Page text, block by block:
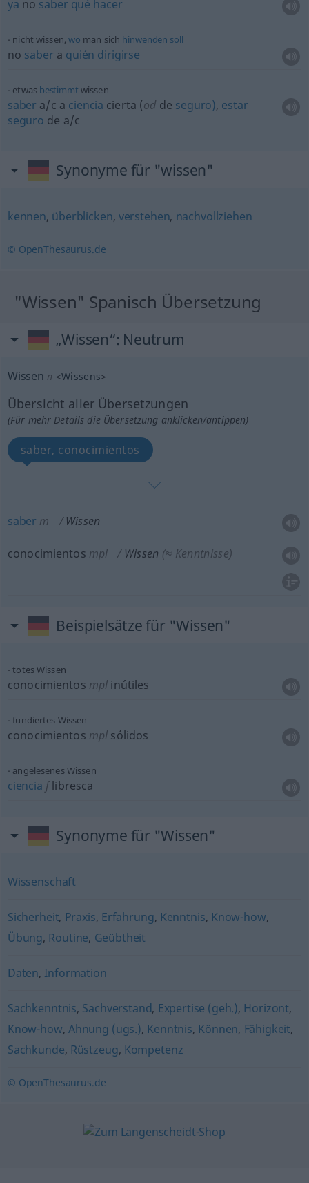
ya no saber qué hacer
nicht wissen,wo man sich hinwenden soll
no saber a quién dirigirse
etwasbestimmt wissen
saber a/c a ciencia cierta (od de seguro), estar
seguro de a/c
Synonyme für "wissen"
kennen, überblicken, verstehen, nachvollziehen
© OpenThesaurus.de
"Wissen" Spanisch Übersetzung
„Wissen“: Neutrum
Wissen n <Wissens>
Übersicht aller Übersetzungen
(Für mehr Details die Übersetzung anklicken/antippen)
saber, conocimientos
saber m Wissen
conocimientos mpl Wissen (≈ Kenntnisse)
Beispielsätze für "Wissen"
totes Wissen
conocimientos mpl inútiles
fundiertes Wissen
conocimientos mpl sólidos
angelesenes Wissen
ciencia flibresca
Synonyme für "Wissen"
Wissenschaft
Sicherheit, Praxis, Erfahrung, Kenntnis, Know-how,
Übung, Routine, Geübtheit
Daten, Information
Sachkenntnis, Sachverstand, Expertise (geh.), Horizont,
Know-how, Ahnung (ugs.), Kenntnis, Können, Fähigkeit,
Sachkunde, Rüstzeug, Kompetenz
© OpenThesaurus.de